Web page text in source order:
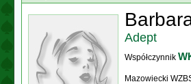
Adept
Współczynnik
Mazowiecki